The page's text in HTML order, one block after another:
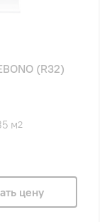
(R32)
м2
цену